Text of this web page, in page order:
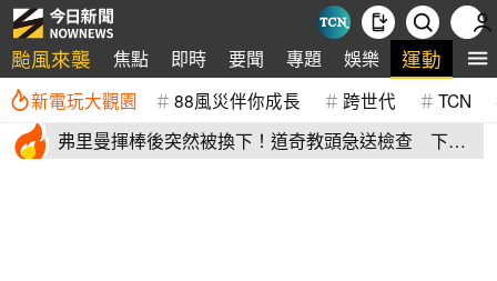
颱風來襲 焦點 即時 要聞 專題 娛樂 運動 全
新電玩大觀園 88風災伴你成長 跨世代 TCN
弗里曼揮棒後突然被換下！道奇教頭急送檢查 下一